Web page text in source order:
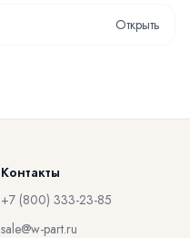
Открыть
Контакты
+7 (800) 333-23-85
sale@w-part.ru